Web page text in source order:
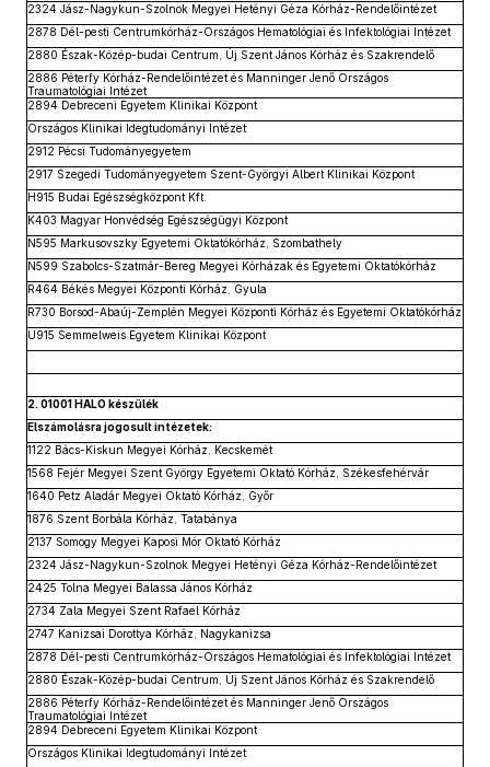
2324 Jász-Nagykun-Szolnok Megyei Hetényi Géza Kórház-Rendelőintézet
2878 Dél-pesti Centrumkórház-Országos Hematológiai és Infektológiai Intézet
2880 Észak-Közép-budai Centrum, Új Szent János Kórház és Szakrendelő
2886 Péterfy Kórház-Rendelőintézet és Manninger Jenő Országos
Traumatológiai Intézet
2894 Debreceni Egyetem Klinikai Központ
Országos Klinikai Idegtudományi Intézet
2912 Pécsi Tudományegyetem
2917 Szegedi Tudományegyetem Szent-Györgyi Albert Klinikai Központ
H915 Budai Egészségközpont Kft.
K403 Magyar Honvédség Egészségügyi Központ
N595 Markusovszky Egyetemi Oktatókórház, Szombathely
N599 Szabolcs-Szatmár-Bereg Megyei Kórházak és Egyetemi Oktatókórház
R464 Békés Megyei Központi Kórház, Gyula
R730 Borsod-Abaúj-Zemplén Megyei Központi Kórház és Egyetemi Oktatókórház
U915 Semmelweis Egyetem Klinikai Központ
2. 01001 HALO készülék
Elszámolásra jogosult intézetek:
1122 Bács-Kiskun Megyei Kórház, Kecskemét
1568 Fejér Megyei Szent György Egyetemi Oktató Kórház, Székesfehérvár
1640 Petz Aladár Megyei Oktató Kórház, Győr
1876 Szent Borbála Kórház, Tatabánya
2137 Somogy Megyei Kaposi Mór Oktató Kórház
2324 Jász-Nagykun-Szolnok Megyei Hetényi Géza Kórház-Rendelőintézet
2425 Tolna Megyei Balassa János Kórház
2734 Zala Megyei Szent Rafael Kórház
2747 Kanizsai Dorottya Kórház, Nagykanizsa
2878 Dél-pesti Centrumkórház-Országos Hematológiai és Infektológiai Intézet
2880 Észak-Közép-budai Centrum, Új Szent János Kórház és Szakrendelő
2886 Péterfy Kórház-Rendelőintézet és Manninger Jenő Országos
Traumatológiai Intézet
2894 Debreceni Egyetem Klinikai Központ
Országos Klinikai Idegtudományi Intézet